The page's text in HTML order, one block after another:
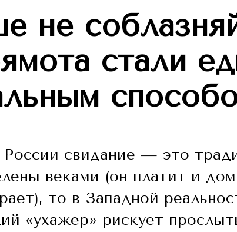
не
стали
России свидание — это
веками (он платит и
то в Западной
«ухажер» рискует